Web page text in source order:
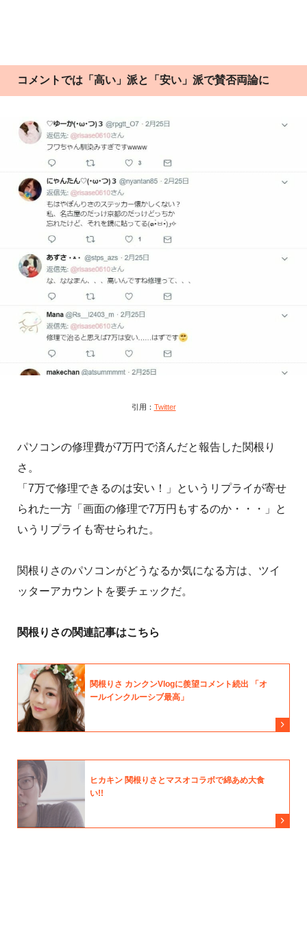
コメントでは「高い」派と「安い」派で賛否両論に
引用： Twitter
パソコンの修理費が7万円で済んだと報告した関根り
さ。
「7万で修理できるのは安い！」というリプライが寄せ
られた一方「画面の修理で7万円もするのか・・・」と
いうリプライも寄せられた。
関根りさのパソコンがどうなるか気になる方は、ツイ
ッターアカウントを要チェックだ。
関根りさの関連記事はこちら